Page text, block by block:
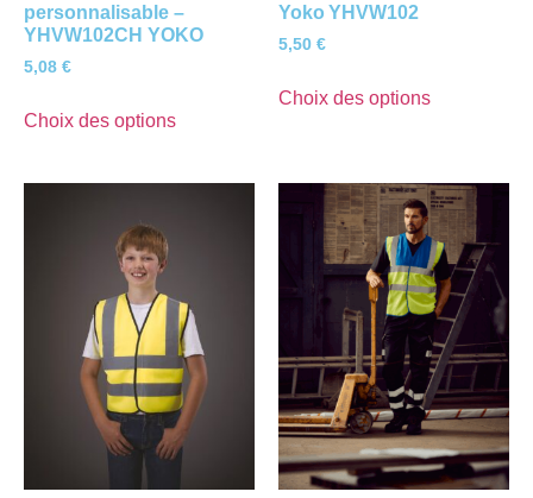
personnalisable –
YHVW102CH YOKO
5,08 €
Choix des options
Yoko YHVW102
5,50 €
Choix des options